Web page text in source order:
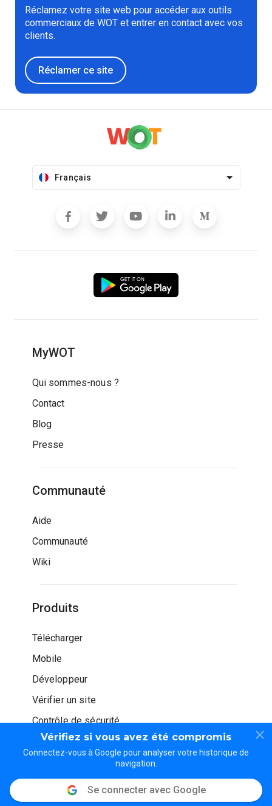
Vérifiez si vous avez été compromis
Connectez-vous à Google pour analyser votre historique de
navigation.
Se connecter avec Google
Réclamez votre site web pour accéder aux outils
commerciaux de WOT et entrer en contact avec vos
clients.
Réclamer ce site
Français
MyWOT
Qui sommes-nous ?
Contact
Blog
Presse
Communauté
Aide
Communauté
Wiki
Produits
Télécharger
Mobile
Développeur
Vérifier un site
Contrôle de sécurité
© WOT Services LP. Tous droits réservés